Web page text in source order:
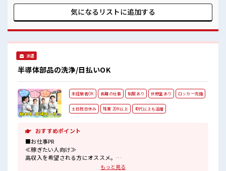
方も大カンゲイ≫ 新しいことにチャレンジするのは不安だけ
ど、 しっかり働く環境が整っています！ イチからスキルUP・
数』だからコミュニケーションも取りやすい？ 派手すぎなけ
れば多少のヘアカラーもOKなのはウレシイPoint☆ 残業はほ
気になるリストに追加する
派遣
半導体部品の洗浄/日払いOK
未経験者OK 長期の仕事 制服あり 休憩室あり ロッカー完備
土日祝日休み 残業 20H以上 40代以上も活躍
おすすめポイント
■お仕事PR
≪稼ぎたい人向け≫
高収入を希望される方にオススメ。
残業は月20時間以上あります♪もっと見る